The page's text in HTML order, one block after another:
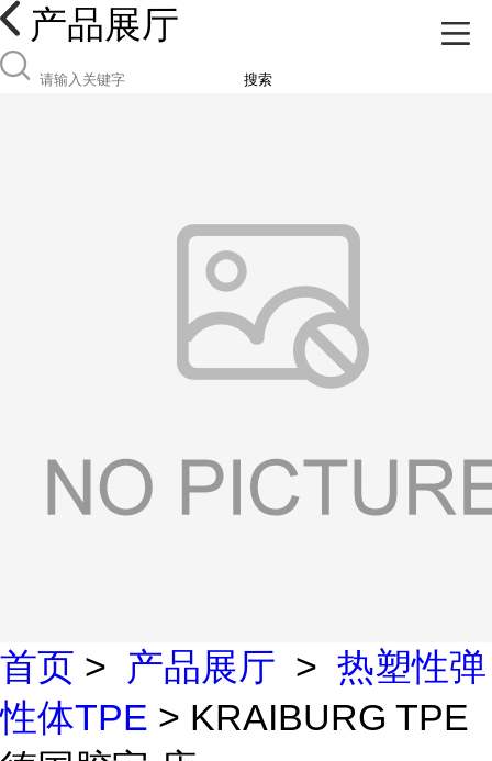
产品展厅
搜索
首页 > 产品展厅 > 热塑性弹
性体TPE > KRAIBURG TPE